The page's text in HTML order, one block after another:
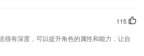
115
很有深度，可以提升角色的属性和能力，让自